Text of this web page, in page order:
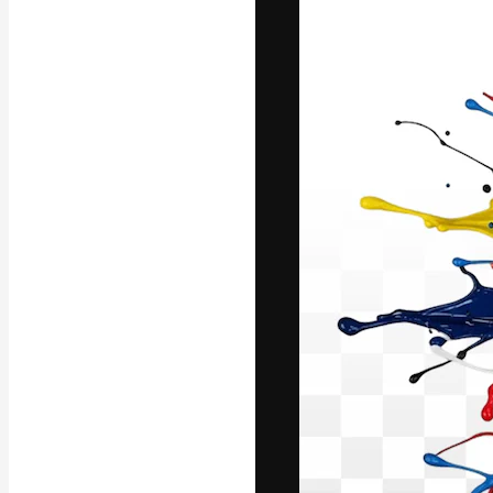
La
migliori lavori.
creativi,
Copyright ©